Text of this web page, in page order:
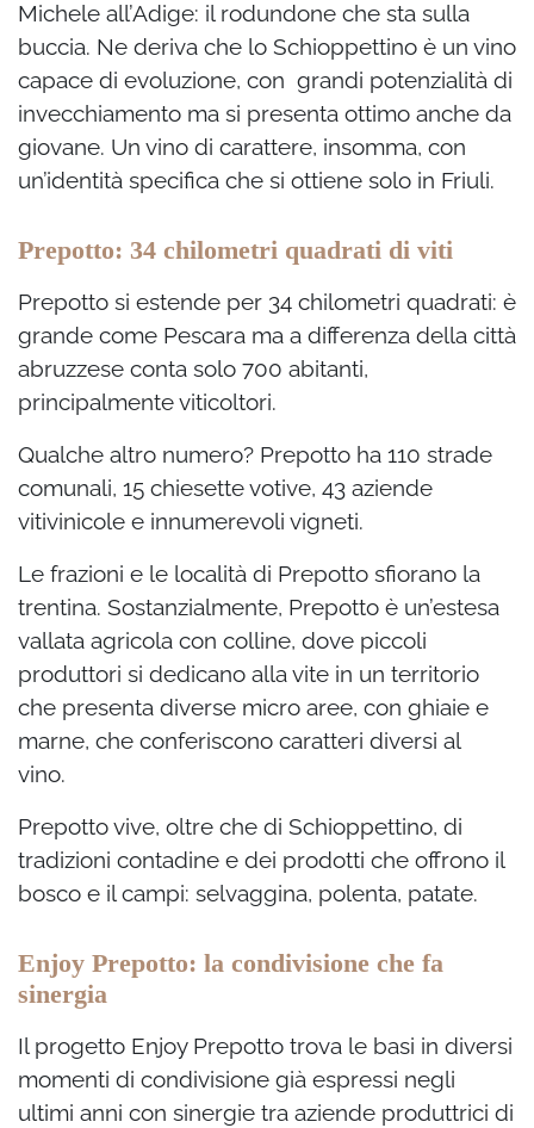
Michele all’Adige: il rodundone che sta sulla
buccia. Ne deriva che lo Schioppettino è un vino
capace di evoluzione, con grandi potenzialità di
invecchiamento ma si presenta ottimo anche da
giovane. Un vino di carattere, insomma, con
un’identità specifica che si ottiene solo in Friuli.
Prepotto: 34 chilometri quadrati di viti
Prepotto si estende per 34 chilometri quadrati: è
grande come Pescara ma a differenza della città
abruzzese conta solo 700 abitanti,
principalmente viticoltori.
Qualche altro numero? Prepotto ha 110 strade
comunali, 15 chiesette votive, 43 aziende
vitivinicole e innumerevoli vigneti.
Le frazioni e le località di Prepotto sfiorano la
trentina. Sostanzialmente, Prepotto è un’estesa
vallata agricola con colline, dove piccoli
produttori si dedicano alla vite in un territorio
che presenta diverse micro aree, con ghiaie e
marne, che conferiscono caratteri diversi al
vino.
Prepotto vive, oltre che di Schioppettino, di
tradizioni contadine e dei prodotti che offrono il
bosco e il campi: selvaggina, polenta, patate.
Enjoy Prepotto: la condivisione che fa
sinergia
Il progetto Enjoy Prepotto trova le basi in diversi
momenti di condivisione già espressi negli
ultimi anni con sinergie tra aziende produttrici di